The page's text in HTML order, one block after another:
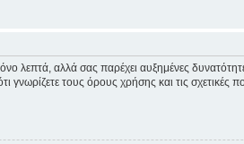
λεπτά, αλλά σας παρέχει αυξημένες
γνωρίζετε τους όρους χρήσης και τις